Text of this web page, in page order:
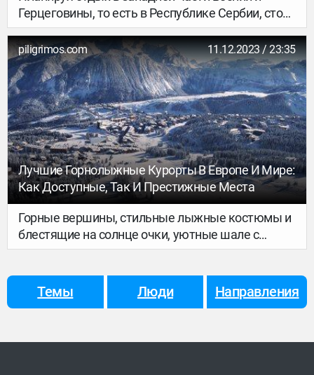
Герцеговины, то есть в Республике Сербии, стоит
обратить внимание на ее привлекательные
туристические регионы и города, которые уже
несколько лет пользуются значительной и
неизменной популярностью не только среди
европейских отдыхающих.
piligrimos.com 11.12.2023 / 23:35
Лучшие Горнолыжные Курорты В Европе И Мире:
Как Доступные, Так И Престижные Места
Горные вершины, стильные лыжные костюмы и
блестящие на солнце очки, уютные шале с
камином, литры глинтвейна — горнолыжные
любителей лыж и сноуборда, но и тех, кто
охотится за особой зимней атмосферой.
Темы Люди Направления